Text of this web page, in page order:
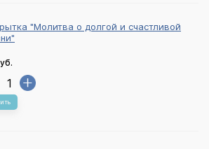
"Молитва о долгой и счастливой